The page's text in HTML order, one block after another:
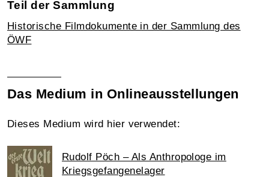
Teil der Sammlung
Historische Filmdokumente in der Sammlung des
ÖWF
Das Medium in Onlineausstellungen
Dieses Medium wird hier verwendet:
Rudolf Pöch – Als Anthropologe im
Kriegsgefangenelager